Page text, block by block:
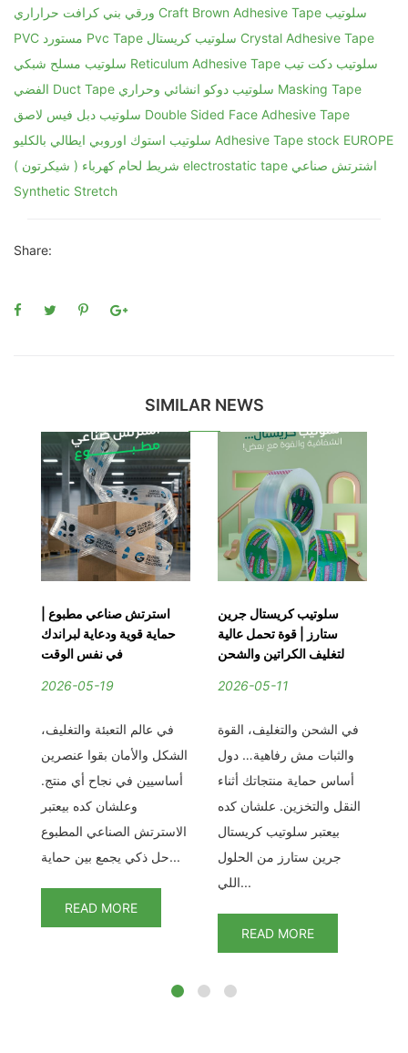
Share:
SIMILAR NEWS
استرتش صناعي مطبوع |
حماية قوية ودعاية لبراندك
في نفس الوقت
2026-05-19
في عالم التعبئة والتغليف،
الشكل والأمان بقوا عنصرين
أساسيين في نجاح أي منتج.
وعلشان كده بيعتبر
الاسترتش الصناعي المطبوع
حل ذكي يجمع بين حماية...
READ MORE
سلوتيب كريستال جرين
ستارز | قوة تحمل عالية
لتغليف الكراتين والشحن
2026-05-11
في الشحن والتغليف، القوة
والثبات مش رفاهية… دول
أساس حماية منتجاتك أثناء
النقل والتخزين. علشان كده
بيعتبر سلوتيب كريستال
جرين ستارز من الحلول
اللي...
READ MORE